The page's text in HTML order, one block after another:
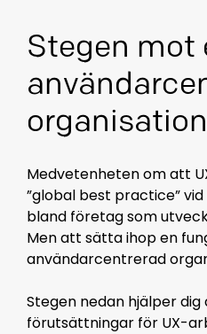
Stegen mot
organisation
Medvetenheten om att
”global best practice”
bland företag som
Men att sätta ihop en
användarcentrerad
Stegen nedan hjälper
förutsättningar för UX-